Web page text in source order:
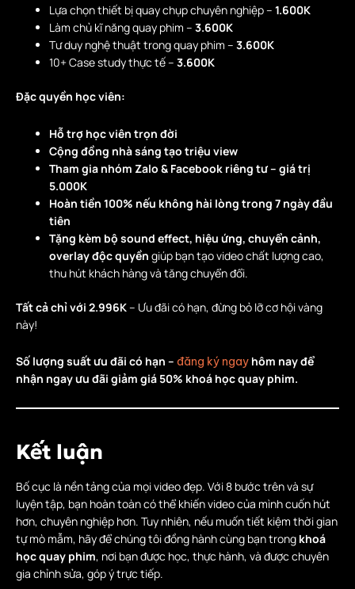
Lựa chọn thiết bị quay chụp chuyên nghiệp – 1.600K
Làm chủ kĩ năng quay phim – 3.600K
Tư duy nghệ thuật trong quay phim – 3.600K
10+ Case study thực tế – 3.600K
Đặc quyền học viên:
Hỗ trợ học viên trọn đời
Cộng đồng nhà sáng tạo triệu view
Tham gia nhóm Zalo & Facebook riêng tư – giá trị
5.000K
Hoàn tiền 100% nếu không hài lòng trong 7 ngày đầu
tiên
Tặng kèm bộ sound effect, hiệu ứng, chuyển cảnh,
overlay độc quyền giúp bạn tạo video chất lượng cao,
thu hút khách hàng và tăng chuyển đổi.
Tất cả chỉ với 2.996K– Ưu đãi có hạn, đừng bỏ lỡ cơ hội vàng
này!
Số lượng suất ưu đãi có hạn – đăng ký ngay hôm nay để
nhận ngay ưu đãi giảm giá 50% khoá học quay phim.
Kết luận
Bố cục là nền tảng của mọi video đẹp. Với 8 bước trên và sự
luyện tập, bạn hoàn toàn có thể khiến video của mình cuốn hút
hơn, chuyên nghiệp hơn. Tuy nhiên, nếu muốn tiết kiệm thời gian
tự mò mẫm, hãy để chúng tôi đồng hành cùng bạn trong khoá
học quay phim, nơi bạn được học, thực hành, và được chuyên
gia chỉnh sửa, góp ý trực tiếp.